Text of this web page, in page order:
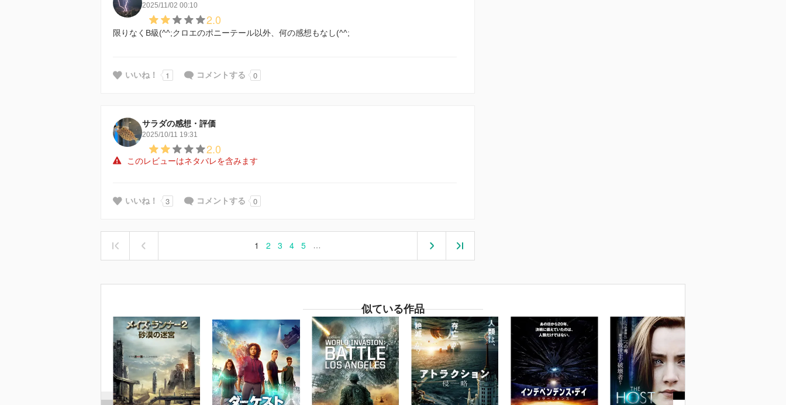
2025/11/02 00:10
2.0
限りなくB級(^^;クロエのポニーテール以外、何の感想もなし(^^;
いいね！ 1 コメントする 0
サラダの感想・評価
2025/10/11 19:31
2.0
このレビューはネタバレを含みます
いいね！ 3 コメントする 0
1 2 3 4 5 …
似ている作品